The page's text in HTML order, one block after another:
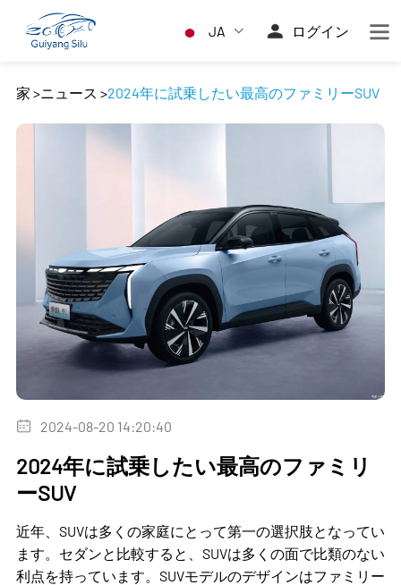
JA ログイン
家 >ニュース >2024年に試乗したい最高のファミリーSUV
2024-08-20 14:20:40
2024年に試乗したい最高のファミリ
ーSUV
近年、SUVは多くの家庭にとって第一の選択肢となってい
ます。セダンと比較すると、SUVは多くの面で比類のない
利点を持っています。SUVモデルのデザインはファミリー